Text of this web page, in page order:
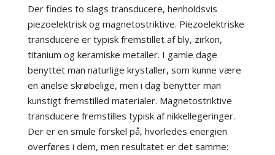
Der findes to slags transducere, henholdsvis
piezoelektrisk og magnetostriktive. Piezoelektriske
transducere er typisk fremstillet af bly, zirkon,
titanium og keramiske metaller. I gamle dage
benyttet man naturlige krystaller, som kunne være
en anelse skrøbelige, men i dag benytter man
kunstigt fremstilled materialer. Magnetostriktive
transducere fremstilles typisk af nikkellegeringer.
Der er en smule forskel på, hvorledes energien
overføres i dem, men resultatet er det samme: